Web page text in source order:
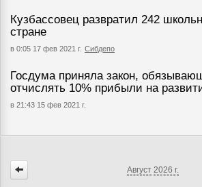
Кузбассовец развратил 242
стране
в 0:05 17 фев 2021 г. Сибдепо
Госдума приняла закон,
отчислять 10% прибыли на
в 21:43 15 фев 2021 г.
Август 2026 г.